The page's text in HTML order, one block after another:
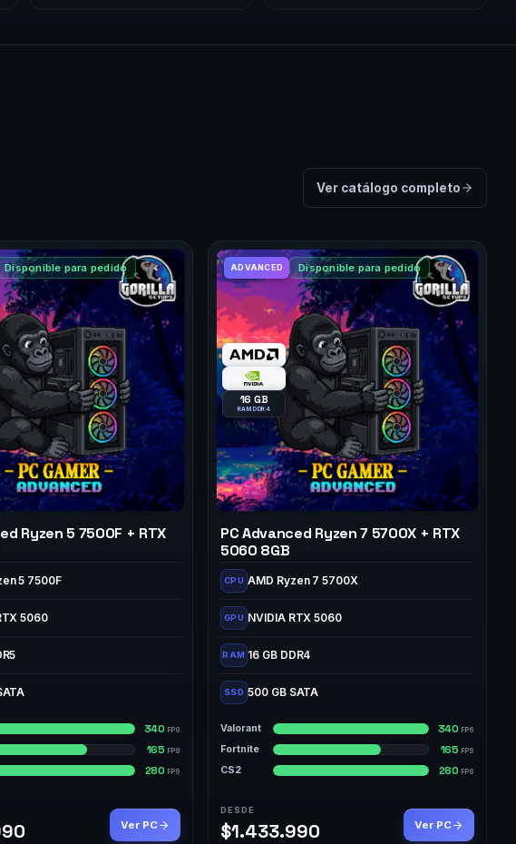
Ver catálogo completo
Disponible para pedido
Ryzen 5 7500F + RTX
5 7500F
5060
340FPS
165 FPS
280FPS
Ver PC
ADVANCED Disponible para pedido
16 GB
RAM DDR4
PC Advanced Ryzen 7 5700X + RTX
5060 8GB
CPU AMD Ryzen 7 5700X
GPU NVIDIA RTX 5060
RAM 16 GB DDR4
SSD 500 GB SATA
Valorant 340FPS
Fortnite 165 FPS
CS2 280FPS
DESDE
$1.433.990 Ver PC